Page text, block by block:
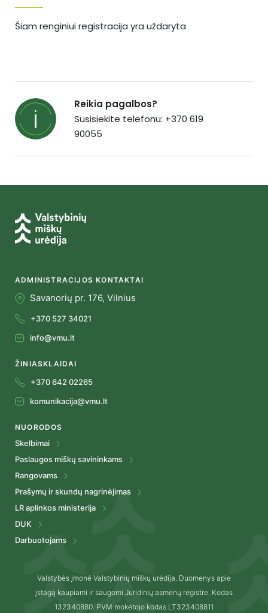
Šiam renginiui registracija yra uždaryta
Reikia pagalbos?
Susisiekite telefonu: +370 619
90055
ADMINISTRACIJOS KONTAKTAI
Savanorių pr. 176, Vilnius
+370 527 34021
info@vmu.lt
ŽINIASKLAIDAI
+370 642 02265
komunikacija@vmu.lt
NUORODOS
Skelbimai
Paslaugos miškų savininkams
Rangovams
Prašymų ir skundų nagrinėjimas
LR aplinkos ministerija
DUK
Darbuotojams
Valstybės įmonė Valstybinių miškų urėdija. Duomenys apie
įstagą kaupiami ir saugomi Juridinių asmenų registre. Kodas
132340880. PVM mokėtojo kodas LT323408811